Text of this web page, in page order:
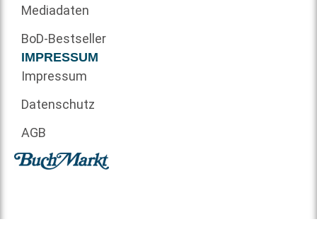
Mediadaten
BoD-Bestseller
IMPRESSUM
Impressum
Datenschutz
AGB